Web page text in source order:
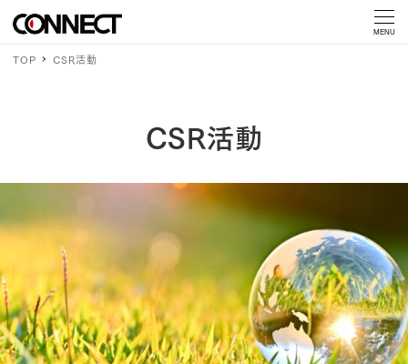
MENU
TOP CSR活動
CSR活動